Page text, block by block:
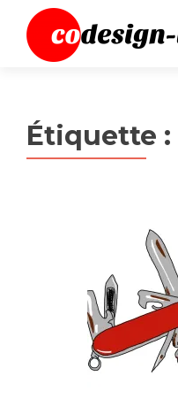
Étiquette :